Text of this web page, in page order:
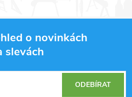
o novinkách
slevách
ODEBÍRAT